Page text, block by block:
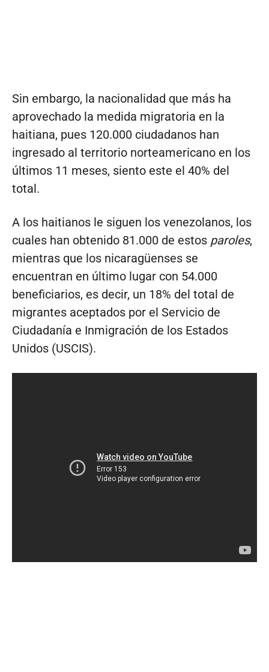
Sin embargo, la nacionalidad que más ha
aprovechado la medida migratoria en la
haitiana, pues 120.000 ciudadanos han
ingresado al territorio norteamericano en los
últimos 11 meses, siento este el 40% del
total.
A los haitianos le siguen los venezolanos, los
cuales han obtenido 81.000 de estos paroles,
mientras que los nicaragüenses se
encuentran en último lugar con 54.000
beneficiarios, es decir, un 18% del total de
migrantes aceptados por el Servicio de
Ciudadanía e Inmigración de los Estados
Unidos (USCIS).